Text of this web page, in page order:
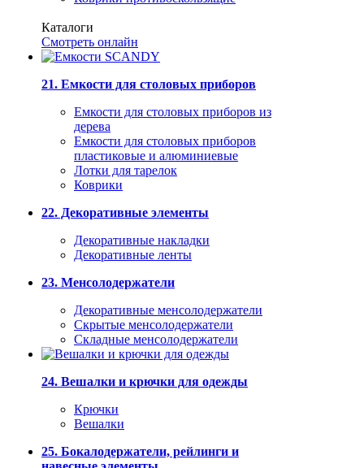
Каталоги
Смотреть онлайн
21. Емкости для столовых приборов
Емкости для столовых приборов из
дерева
Емкости для столовых приборов
пластиковые и алюминиевые
Лотки для тарелок
Коврики
22. Декоративные элементы
Декоративные накладки
Декоративные ленты
23. Менсолодержатели
Декоративные менсолодержатели
Скрытые менсолодержатели
Складные менсолодержатели
24. Вешалки и крючки для одежды
Крючки
Вешалки
25. Бокалодержатели, рейлинги и